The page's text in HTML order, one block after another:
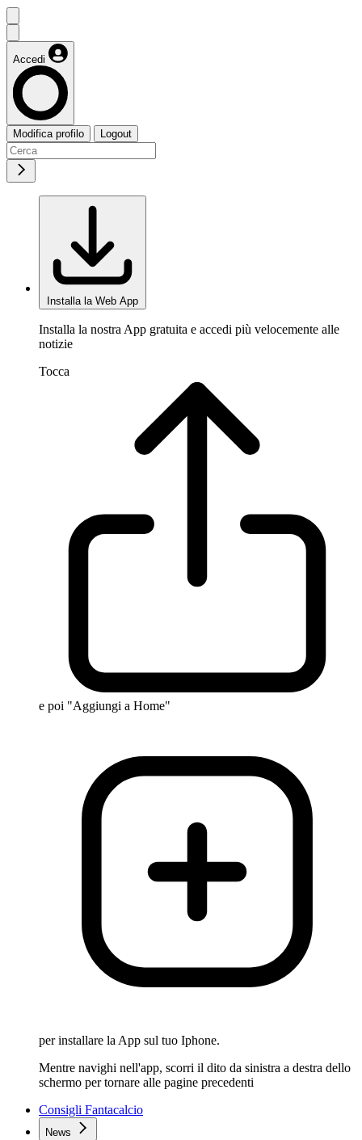
Accedi
Modifica profilo Logout
Installa la Web App
Installa la nostra App gratuita e accedi più velocemente alle
notizie
Tocca
e poi "Aggiungi a Home"
per installare la App sul tuo Iphone.
Mentre navighi nell'app, scorri il dito da sinistra a destra dello
schermo per tornare alle pagine precedenti
Consigli Fantacalcio
News